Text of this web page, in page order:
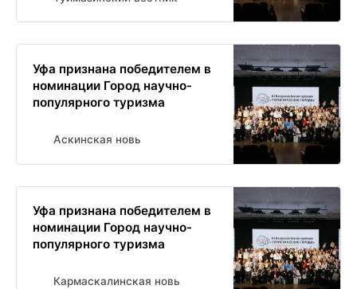
Уфа признана победителем в
номинации Город научно-
популярного туризма
Аскинская новь
Уфа признана победителем в
номинации Город научно-
популярного туризма
Кармаскалинская новь